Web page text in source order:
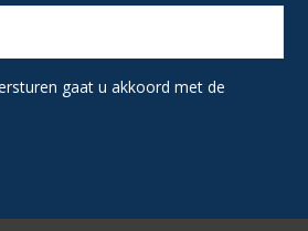
gaat u akkoord met de